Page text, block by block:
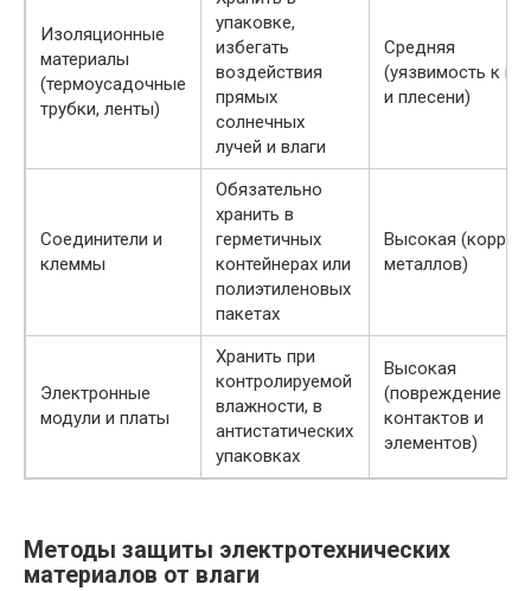
Изоляционные
материалы
(термоусадочные
трубки, ленты)
упаковке,
избегать
воздействия
прямых
солнечных
лучей и влаги
Средняя
(уязвимость к
и плесени)
Соединители и
клеммы
Обязательно
хранить в
герметичных
контейнерах или
полиэтиленовых
пакетах
Высокая
металлов)
Электронные
модули и платы
Хранить при
контролируемой
влажности, в
антистатических
упаковках
Высокая
(повреждение
контактов и
элементов)
Методы защиты электротехнических
материалов от влаги